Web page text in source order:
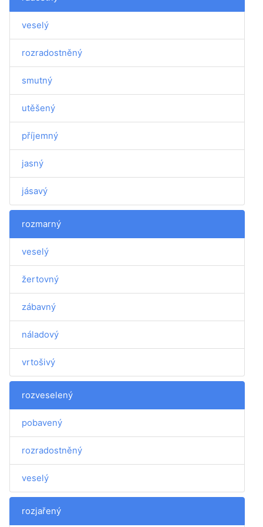
veselý
rozradostněný
smutný
utěšený
příjemný
jasný
jásavý
rozmarný
veselý
žertovný
zábavný
náladový
vrtošivý
rozveselený
pobavený
rozradostněný
veselý
rozjařený